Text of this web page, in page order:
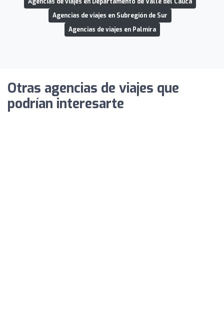
Agencias de viajes en Subregión de Sur
Agencias de viajes en Palmira
Otras agencias de viajes que
podrían interesarte